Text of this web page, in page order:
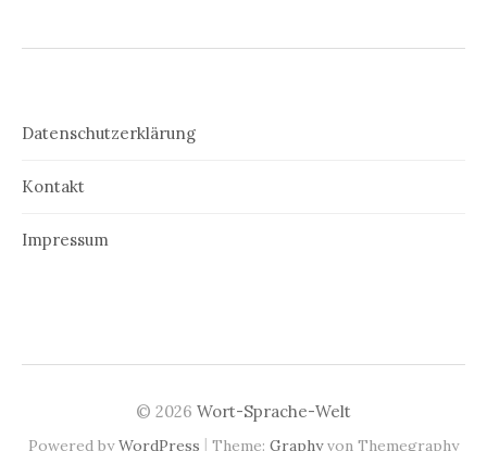
Datenschutzerklärung
Kontakt
Impressum
© 2026 Wort-Sprache-Welt
Powered byWordPress | Theme: Graphyvon Themegraphy